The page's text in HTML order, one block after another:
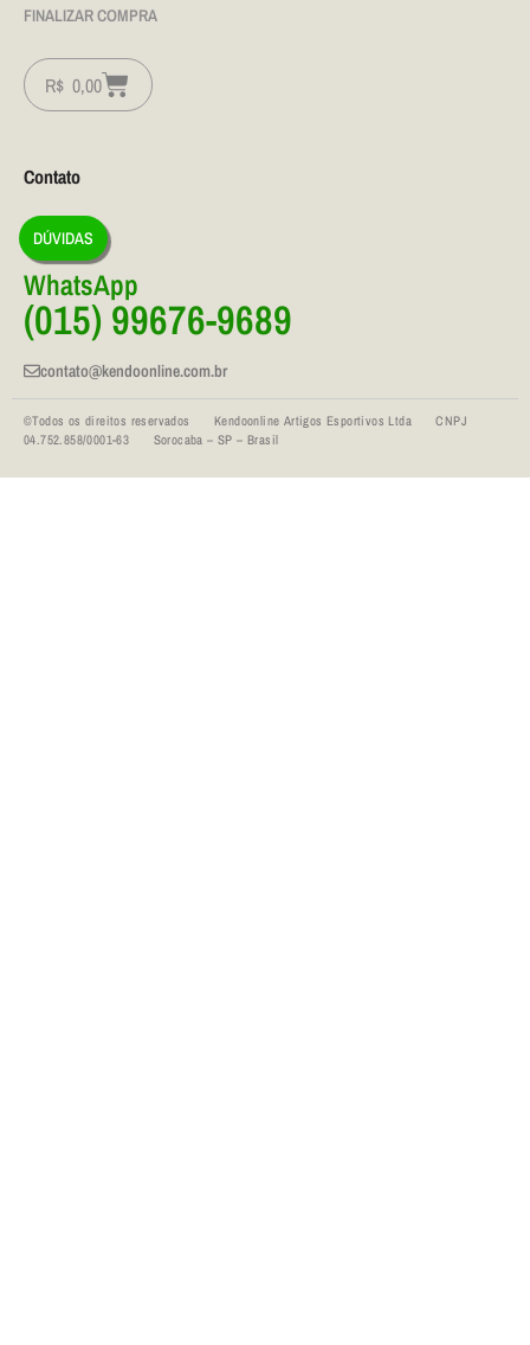
FINALIZAR COMPRA
R$ 0,00
Contato
DÚVIDAS
WhatsApp
(015) 99676-9689
contato@kendoonline.com.br
©Todos os direitos reservados Kendoonline Artigos Esportivos Ltda CNPJ
04.752.858/0001-63 Sorocaba – SP – Brasil